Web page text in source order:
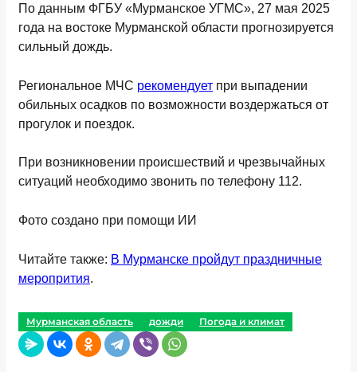
По данным ФГБУ «Мурманское УГМС», 27 мая 2025
года на востоке Мурманской области прогнозируется
сильный дождь.
Региональное МЧС рекомендует при выпадении
обильных осадков по возможности воздержаться от
прогулок и поездок.
При возникновении происшествий и чрезвычайных
ситуаций необходимо звонить по телефону 112.
Фото создано при помощи ИИ
Читайте также: В Мурманске пройдут праздничные
меропрития.
Мурманская область дожди Погода и климат